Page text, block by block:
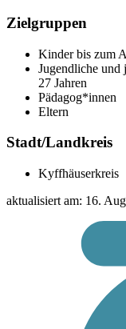
Zielgruppen
Kinder bis zum
Jugendliche und
27 Jahren
Pädagog*innen
Eltern
Stadt/Landkreis
Kyffhäuserkreis
aktualisiert am: 16.